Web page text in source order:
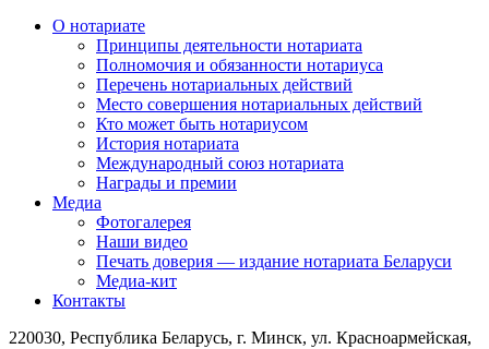
О нотариате
Принципы деятельности нотариата
Полномочия и обязанности нотариуса
Перечень нотариальных действий
Место совершения нотариальных действий
Кто может быть нотариусом
История нотариата
Международный союз нотариата
Награды и премии
Медиа
Фотогалерея
Наши видео
Печать доверия — издание нотариата Беларуси
Медиа-кит
Контакты
220030, Республика Беларусь, г. Минск, ул. Красноармейская,